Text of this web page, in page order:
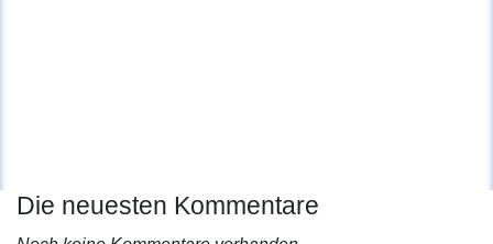
Die neuesten Kommentare